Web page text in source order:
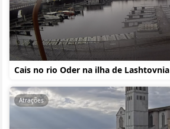
Cais no rio Oder na ilha de Lashtovnia
Atrações